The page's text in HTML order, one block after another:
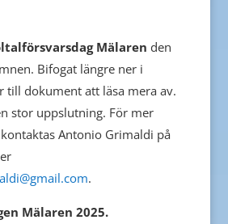
Mälaren den
Bifogat längre ner i
till dokument att läsa mera av.
stor uppslutning. För mer
Antonio Grimaldi på
.
Mälaren 2025.